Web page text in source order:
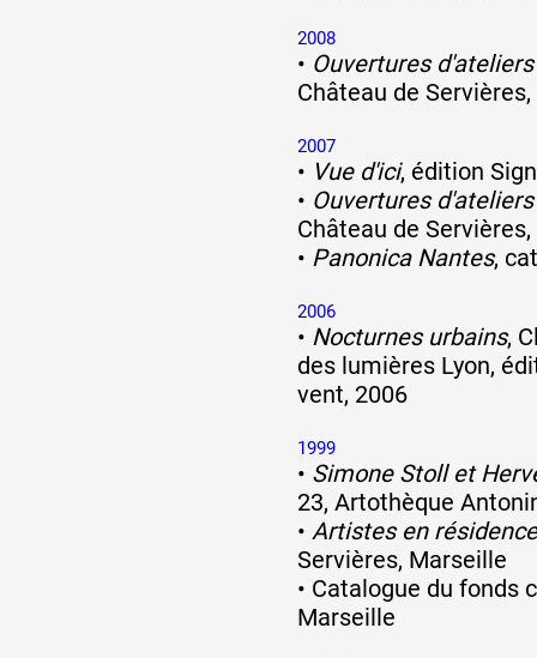
2008
• Ouvertures
Château de
2007
• Vue d'ici, édition
• Ouvertures
Château de
• Panonica Nantes,
2006
• Nocturnes urbains,
des lumières Lyon,
vent, 2006
1999
• Simone Stoll et
23, Artothèque
• Artistes en résidence
Servières, Marseille
• Catalogue du fonds
Marseille